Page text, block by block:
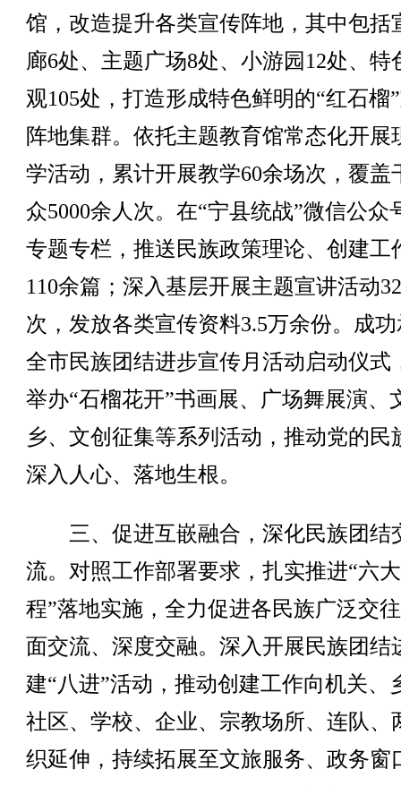
馆，改造提升各类宣传阵地，其中包括
廊6处、主题广场8处、小游园12处、特
观105处，打造形成特色鲜明的“红石榴
阵地集群。依托主题教育馆常态化开展
学活动，累计开展教学60余场次，覆盖
众5000余人次。在“宁县统战”微信公众
专题专栏，推送民族政策理论、创建工
110余篇；深入基层开展主题宣讲活动
次，发放各类宣传资料3.5万余份。成
全市民族团结进步宣传月活动启动仪式
举办“石榴花开”书画展、广场舞展演、
乡、文创征集等系列活动，推动党的民
深入人心、落地生根。
三、促进互嵌融合，深化民族团结
流。对照工作部署要求，扎实推进“六
程”落地实施，全力促进各民族广泛交
面交流、深度交融。深入开展民族团结
建“八进”活动，推动创建工作向机关、
社区、学校、企业、宗教场所、连队、
织延伸，持续拓展至文旅服务、政务窗